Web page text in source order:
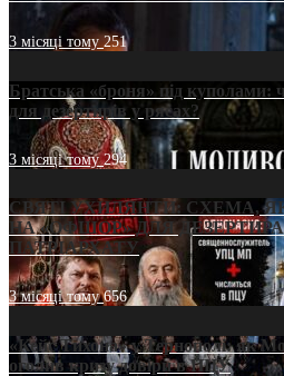
3 місяці тому251
Братська «броня» під
для дезертирів у рясах?
3 місяці тому294
СВЯТІ УХИЛЯНТИ: СХЕМА,
НА «ОФШОР» ДЛЯ
ПАТРІАРХАТУ
3 місяці тому656
«Кейс Тихона» у Тернополі: як
оголив кризу довіри в ПЦУ